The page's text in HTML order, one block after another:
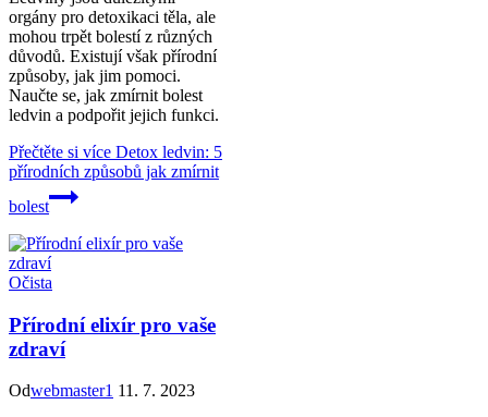
orgány pro detoxikaci těla, ale
mohou trpět bolestí z různých
důvodů. Existují však přírodní
způsoby, jak jim pomoci.
Naučte se, jak zmírnit bolest
ledvin a podpořit jejich funkci.
Přečtěte si více Detox ledvin: 5
přírodních způsobů jak zmírnit
bolest
Očista
Přírodní elixír pro vaše
zdraví
Odwebmaster1 11. 7. 2023